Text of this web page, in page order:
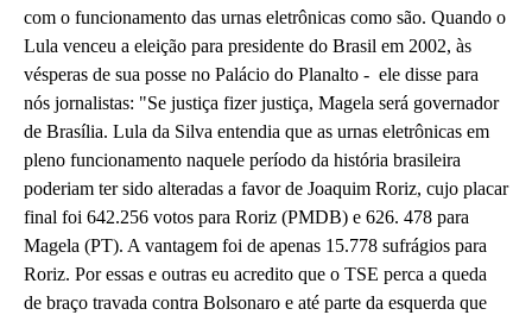
com o funcionamento das urnas eletrônicas como são. Quando o
Lula venceu a eleição para presidente do Brasil em 2002, às
vésperas de sua posse no Palácio do Planalto - ele disse para
nós jornalistas: "Se justiça fizer justiça, Magela será governador
de Brasília. Lula da Silva entendia que as urnas eletrônicas em
pleno funcionamento naquele período da história brasileira
poderiam ter sido alteradas a favor de Joaquim Roriz, cujo placar
final foi 642.256 votos para Roriz (PMDB) e 626. 478 para
Magela (PT). A vantagem foi de apenas 15.778 sufrágios para
Roriz. Por essas e outras eu acredito que o TSE perca a queda
de braço travada contra Bolsonaro e até parte da esquerda que